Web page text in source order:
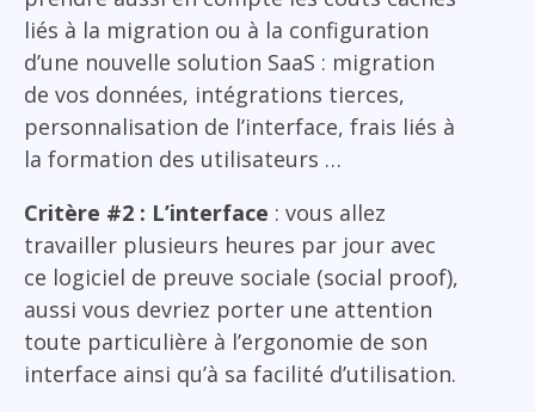
liés à la migration ou à la configuration
d’une nouvelle solution SaaS : migration
de vos données, intégrations tierces,
personnalisation de l’interface, frais liés à
la formation des utilisateurs …
Critère #2 : L’interface : vous allez
travailler plusieurs heures par jour avec
ce logiciel de preuve sociale (social proof),
aussi vous devriez porter une attention
toute particulière à l’ergonomie de son
interface ainsi qu’à sa facilité d’utilisation.